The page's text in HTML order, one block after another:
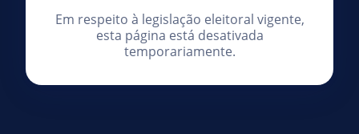
Em respeito à legislação eleitoral vigente,
esta página está desativada
temporariamente.